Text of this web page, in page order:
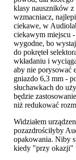
klasy nauszników z
wzmacniacz,
ciekawe, w
ciekawym miejscu -
wygodne, bo
do pokręteł
wkładaniu i
aby nie porysować
gniazdo 6,3 mm -
słuchawkach do
będzie
niż redukować
Widziałem
pozazdrościłyby
opakowania. Niby
kiedy "przy okazji"